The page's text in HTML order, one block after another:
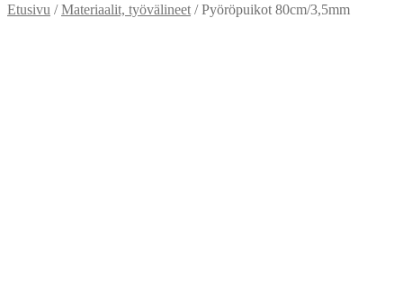
Etusivu /Materiaalit, työvälineet /Pyöröpuikot 80cm/3,5mm